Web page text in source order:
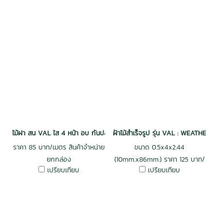
ไม้ฝา สน VAL ไส 4 หน้า อบ กันปลวก H3.2 เกรดพรีเมี่ยม 0.5x6x4.0
ราคา 85 บาท/เมตร สินค้าจำหน่าย
ยกกล่อง
เปรียบเทียบ
ฝ้าไม้สำเร็จรูป รุ่น VAL :
ขนาด 0.5x4x2.44
(10mm.x86mm.) ราคา 125 บาท/
เมตร สินค้าจำหน่ายยกกล่อง
เปรียบเทียบ